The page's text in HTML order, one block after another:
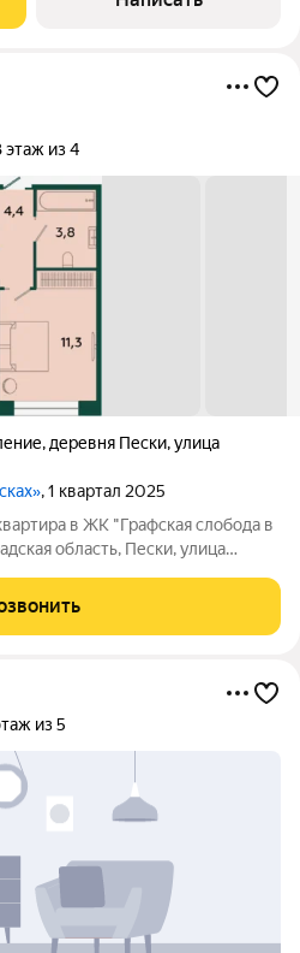
этаж из 4
, деревня Пески,улица
, 1 квартал 2025
в ЖК "Графская слобода в
область, Пески, улица
метро "Проспект Ветеранов",
из 5